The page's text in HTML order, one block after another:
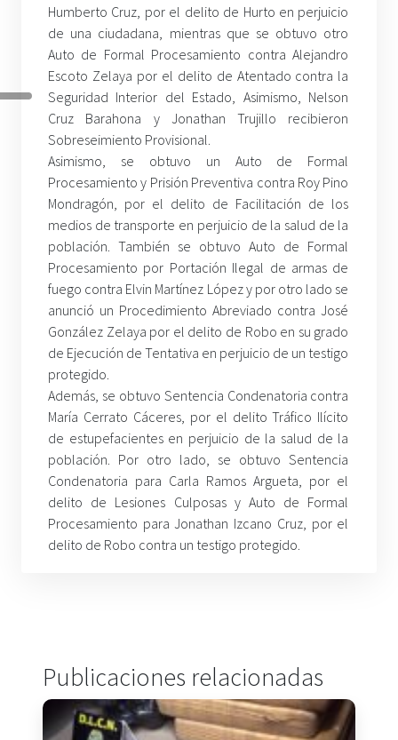
Humberto Cruz, por el delito de Hurto en perjuicio
de una ciudadana, mientras que se obtuvo otro
Auto de Formal Procesamiento contra Alejandro
Escoto Zelaya por el delito de Atentado contra la
Seguridad Interior del Estado, Asimismo, Nelson
Cruz Barahona y Jonathan Trujillo recibieron
Sobreseimiento Provisional.
Asimismo, se obtuvo un Auto de Formal
Procesamiento y Prisión Preventiva contra Roy Pino
Mondragón, por el delito de Facilitación de los
medios de transporte en perjuicio de la salud de la
población. También se obtuvo Auto de Formal
Procesamiento por Portación Ilegal de armas de
fuego contra Elvin Martínez López y por otro lado se
anunció un Procedimiento Abreviado contra José
González Zelaya por el delito de Robo en su grado
de Ejecución de Tentativa en perjuicio de un testigo
protegido.
Además, se obtuvo Sentencia Condenatoria contra
María Cerrato Cáceres, por el delito Tráfico Ilícito
de estupefacientes en perjuicio de la salud de la
población. Por otro lado, se obtuvo Sentencia
Condenatoria para Carla Ramos Argueta, por el
delito de Lesiones Culposas y Auto de Formal
Procesamiento para Jonathan Izcano Cruz, por el
delito de Robo contra un testigo protegido.
Publicaciones relacionadas